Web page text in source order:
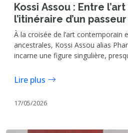
Kossi Assou : Entre l’art et le sacré,
l’itinéraire d’un
À la croisée de l’art contemporain
ancestrales, Kossi Assou alias
incarne une figure singulière,
les œuvres se construisent à
l’invisible, du sensible et du sacré.
Lire plus
17/05/2026